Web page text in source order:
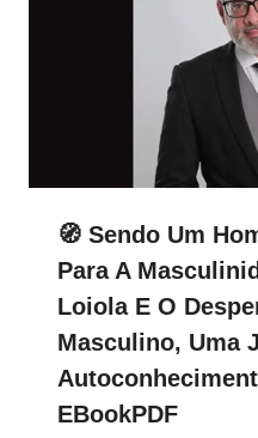
🧭 Sendo Um
Para A
Loiola E O
Masculino, Uma
EBookPDF